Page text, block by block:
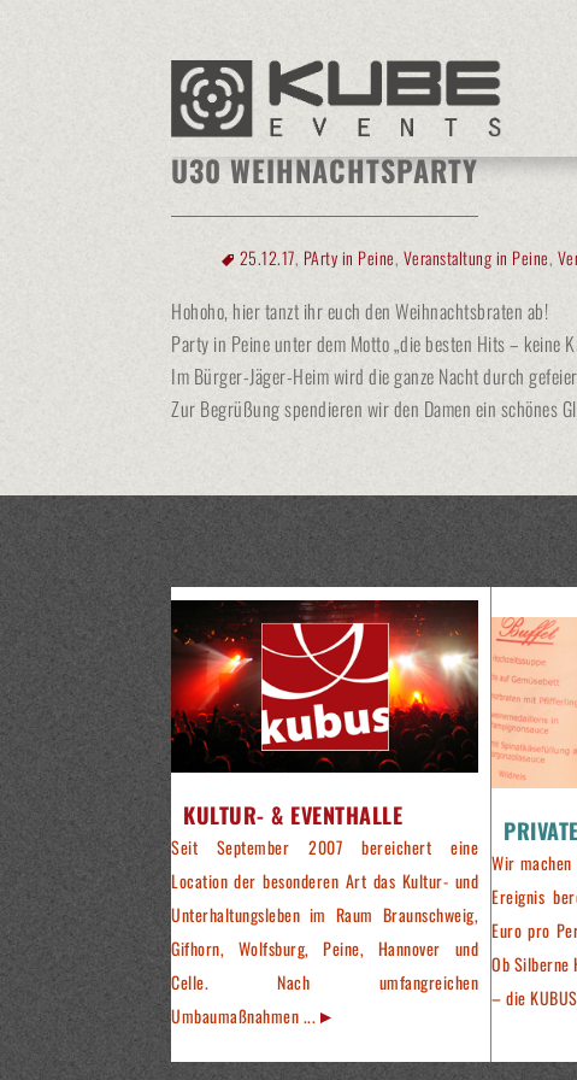
Ü30 WEIHNACHTSPARTY
25.12.17, PArty in Peine, Veranstaltung in Peine,
Hohoho, hier tanzt ihr euch den Weihnachtsbraten ab!
Party in Peine unter dem Motto „die besten Hits – keine
Im Bürger-Jäger-Heim wird die ganze Nacht durch
Zur Begrüßung spendieren wir den Damen ein schönes
KULTUR- & EVENTHALLE
Seit September 2007 bereichert eine
Location der besonderen Art das Kultur- und
Unterhaltungsleben im Raum Braunschweig,
Gifhorn, Wolfsburg, Peine, Hannover und
Celle. Nach umfangreichen
Umbaumaßnahmen ...
Wir
Ereignis
Euro pro
Ob Silberne
– die